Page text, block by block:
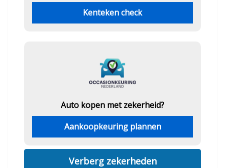
Kenteken check
Auto kopen met zekerheid?
Aankoopkeuring plannen
Verberg zekerheden